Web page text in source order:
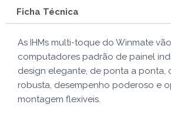
Ficha Técnica
As IHMs multi-toque do Winmate
computadores padrão de painel
design elegante, de ponta a ponta,
robusta, desempenho poderoso e
montagem flexíveis.